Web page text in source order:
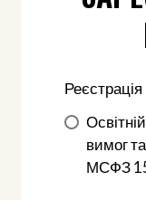
Реєстрація
вимог
МСФЗ